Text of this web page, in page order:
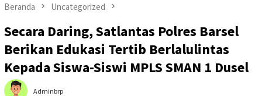
Beranda Uncategorized
Secara Daring, Satlantas Polres Barsel
Berikan Edukasi Tertib Berlalulintas
Kepada Siswa-Siswi MPLS SMAN 1 Dusel
Adminbrp